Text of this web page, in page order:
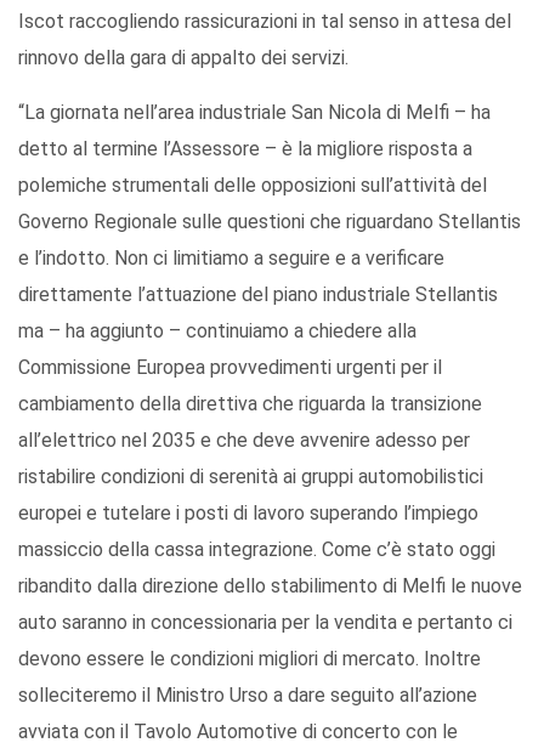
Iscot raccogliendo rassicurazioni in tal senso in attesa del
rinnovo della gara di appalto dei servizi.
“La giornata nell’area industriale San Nicola di Melfi – ha
detto al termine l’Assessore – è la migliore risposta a
polemiche strumentali delle opposizioni sull’attività del
Governo Regionale sulle questioni che riguardano Stellantis
e l’indotto. Non ci limitiamo a seguire e a verificare
direttamente l’attuazione del piano industriale Stellantis
ma – ha aggiunto – continuiamo a chiedere alla
Commissione Europea provvedimenti urgenti per il
cambiamento della direttiva che riguarda la transizione
all’elettrico nel 2035 e che deve avvenire adesso per
ristabilire condizioni di serenità ai gruppi automobilistici
europei e tutelare i posti di lavoro superando l’impiego
massiccio della cassa integrazione. Come c’è stato oggi
ribandito dalla direzione dello stabilimento di Melfi le nuove
auto saranno in concessionaria per la vendita e pertanto ci
devono essere le condizioni migliori di mercato. Inoltre
solleciteremo il Ministro Urso a dare seguito all’azione
avviata con il Tavolo Automotive di concerto con le